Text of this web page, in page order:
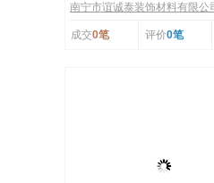
南宁市谊诚泰装饰材料有限公
成交0笔 评价0笔